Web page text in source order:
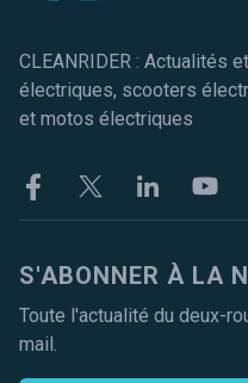
CLEANRIDER : Actualités
électriques, scooters
et motos électriques
FacebookTwitter Linkekin
S'ABONNER À LA
Toute l'actualité du deux-
mail.